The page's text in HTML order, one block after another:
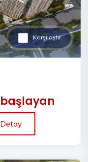
Karşılaştır
başlayan
Detay